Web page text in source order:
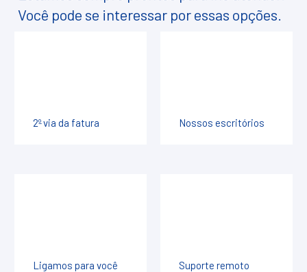
Você pode se interessar por essas opções.
2º via da fatura Nossos escritórios
Ligamos para você Suporte remoto